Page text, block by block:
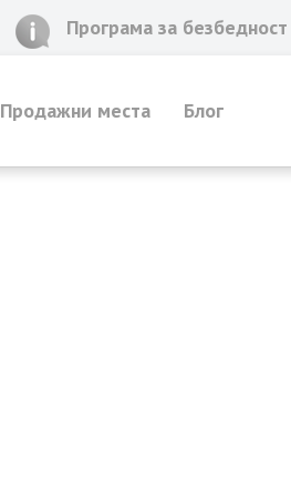
Програма за безбедност
Продажни места Блог